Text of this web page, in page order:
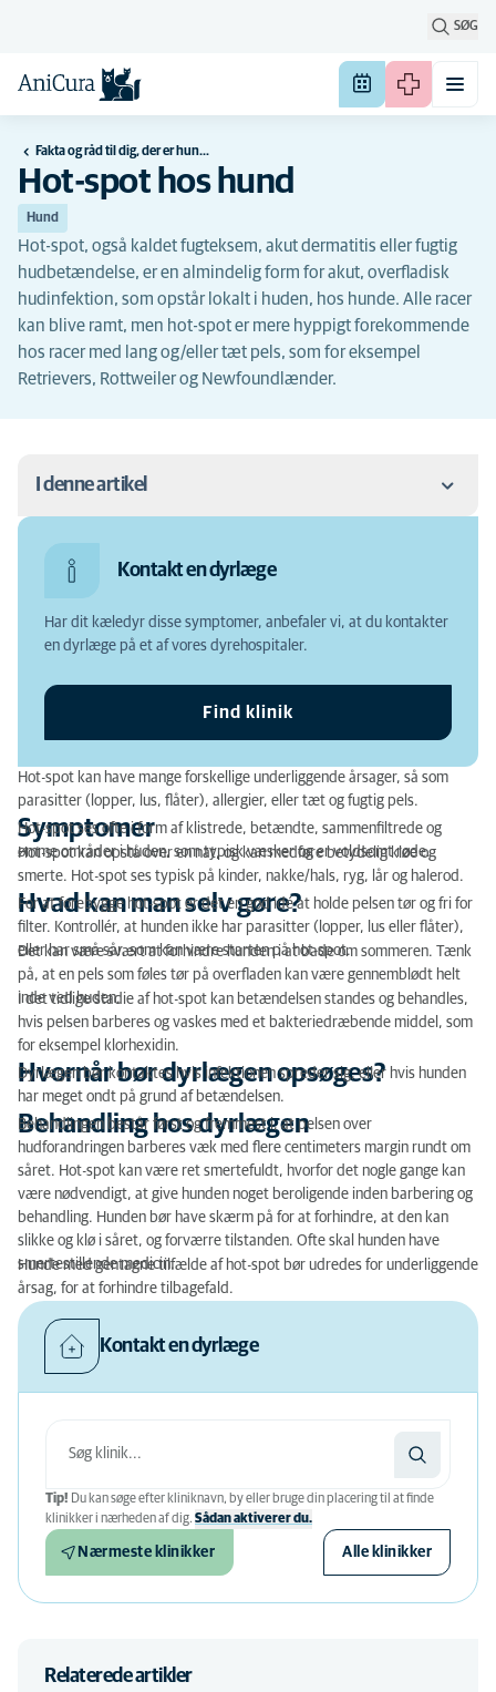
SØG
Fakta og råd til dig, der er hundeejer
Hot-spot hos hund
Hund
Hot-spot, også kaldet fugteksem, akut dermatitis eller fugtig
hudbetændelse, er en almindelig form for akut, overfladisk
hudinfektion, som opstår lokalt i huden, hos hunde. Alle racer
kan blive ramt, men hot-spot er mere hyppigt forekommende
hos racer med lang og/eller tæt pels, som for eksempel
Retrievers, Rottweiler og Newfoundlænder.
I denne artikel
Hvornår bør dyrlægen opsøges?
Kontakt en dyrlæge
Har dit kæledyr disse symptomer, anbefaler vi, at du kontakter
en dyrlæge på et af vores dyrehospitaler.
Find klinik
Hot-spot kan have mange forskellige underliggende årsager, så som
parasitter (lopper, lus, flåter), allergier, eller tæt og fugtig pels.
Symptomer
Hot-spot ses ofte i form af klistrede, betændte, sammenfiltrede og
ømme områder i huden, som typisk væsker og er voldsomt røde.
Hot-spot kan opstå over en nat, og kan medføre betydelig kløe og
smerte. Hot-spot ses typisk på kinder, nakke/hals, ryg, lår og halerod.
Hvad kan man selv gøre?
For at forebygge hot-spot er det en god idé at holde pelsen tør og fri for
filter. Kontrollér, at hunden ikke har parasitter (lopper, lus eller flåter),
eller har små sår, som kan være starten på hot-spot.
Det kan være svært at forhindre hunden i at bade om sommeren. Tænk
på, at en pels som føles tør på overfladen kan være gennemblødt helt
inde ved huden.
I det tidlige stadie af hot-spot kan betændelsen standes og behandles,
hvis pelsen barberes og vaskes med et bakteriedræbende middel, som
for eksempel klorhexidin.
Hvornår bør dyrlægen opsøges?
Dyrlægen bør kontaktes hvis infektionen spreder sig, eller hvis hunden
har meget ondt på grund af betændelsen.
Behandling hos dyrlægen
Behandlingen består først og fremmest i, at pelsen over
hudforandringen barberes væk med flere centimeters margin rundt om
såret. Hot-spot kan være ret smertefuldt, hvorfor det nogle gange kan
være nødvendigt, at give hunden noget beroligende inden barbering og
behandling. Hunden bør have skærm på for at forhindre, at den kan
slikke og klø i såret, og forværre tilstanden. Ofte skal hunden have
smertestillende medicin.
Hunde med gentagne tilfælde af hot-spot bør udredes for underliggende
årsag, for at forhindre tilbagefald.
Kontakt en dyrlæge
Tip! Du kan søge efter kliniknavn, by eller bruge din placering til at finde
klinikker i nærheden af ​​dig. Sådan aktiverer du.
Nærmeste klinikker Alle klinikker
Relaterede artikler